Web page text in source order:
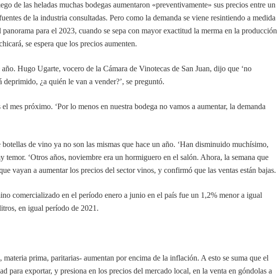
de las heladas muchas bodegas aumentaron «preventivamente» sus precios entre un
de la industria consultadas. Pero como la demanda se viene resintiendo a medida
para el 2023, cuando se sepa con mayor exactitud la merma en la producción
se espera que los precios aumenten.
Hugo Ugarte, vocero de la Cámara de Vinotecas de San Juan, dijo que ‘no
¿a quién le van a vender?’, se preguntó.
próximo. ‘Por lo menos en nuestra bodega no vamos a aumentar, la demanda
de vino ya no son las mismas que hace un año. ‘Han disminuido muchísimo,
‘Otros años, noviembre era un hormiguero en el salón. Ahora, la semana que
vayan a aumentar los precios del sector vinos, y confirmó que las ventas están bajas.
comercializado en el período enero a junio en el país fue un 1,2% menor a igual
en igual período de 2021.
prima, paritarias- aumentan por encima de la inflación. A esto se suma que el
exportar, y presiona en los precios del mercado local, en la venta en góndolas a